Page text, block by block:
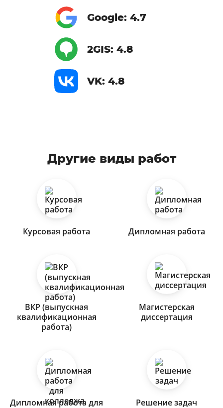
Google: 4.7
2GIS: 4.8
VK: 4.8
Другие виды работ
Курсовая работа Дипломная работа
ВКР (выпускная
квалификационная
работа)
Магистерская
диссертация
Дипломная работа для
Решение задач